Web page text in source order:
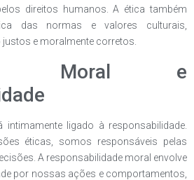
direitos humanos. A ética também
das normas e valores culturais,
e moralmente corretos.
Moral e
ligado à responsabilidade.
éticas, somos responsáveis pelas
A responsabilidade moral envolve
por nossas ações e comportamentos,